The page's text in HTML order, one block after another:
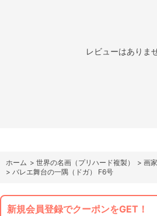
レビューはありま
ホーム > 世界の名画（プリハード複製） > 画
> バレエ舞台の一隅（ドガ） F6号
新規会員登録でクーポンをGET！